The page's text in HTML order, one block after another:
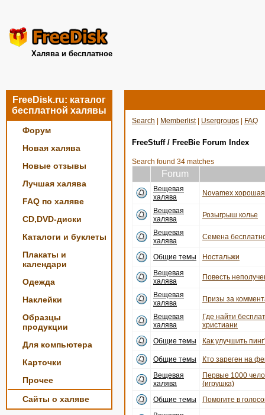
Халява и бесплатное
FreeDisk.ru: каталог
бесплатной халявы
Форум
Новая халява
Новые отзывы
Лучшая халява
FAQ по халяве
CD,DVD-диски
Каталоги и буклеты
Плакаты и
календари
Одежда
Наклейки
Образцы
продукции
Для компьютера
Карточки
Прочее
Сайты о халяве
Search Memberlist| Usergroups FAQ
FreeStuff / FreeBie Forum Index
Search found 34 matches
Forum
Вещевая
халява
Novamex
Вещевая
халява
Розыгрыш колье
Вещевая
халява
Семена
Общие темы
Ностальжи
Вещевая
халява
Повесть
Вещевая
халява
Призы за
Вещевая
халява
Где найти
христиани
Общие темы
Как улучшить
Общие темы
Кто зареген на
Вещевая
халява
Первые 1000
(игрушка)
Общие темы
Помогите в